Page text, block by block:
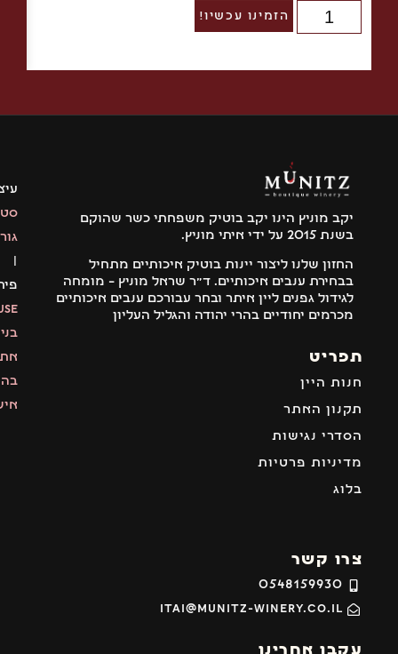
הזמינו עכשיו!
יקב מוניץ הינו יקב בוטיק משפחתי כשר שהוקם
בשנת 2015 על ידי איתי מוניץ.
החזון שלנו ליצור יינות בוטיק איכותיים מתחיל
בבחירת ענבים איכותיים. ד"ר שראל מוניץ – מומחה
לגידול גפנים ליין איתר ובחר עבורכם ענבים איכותיים
מכרמים יחודיים בהרי יהודה והגליל העליון
תפריט
חנות היין
תקנון האתר
הסדרי נגישות
מדיניות פרטיות
צרו קשר
0548159930
itai@munitz-winery.co.il
סטודיו
פיתוח:
MyMuse
אתרים
בהתאמה